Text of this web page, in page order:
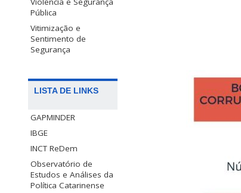
Pública
Vitimização e
Sentimento de
Segurança
LISTA DE LINKS
GAPMINDER
IBGE
INCT ReDem
Observatório de
Estudos e Análises da
Política Catarinense